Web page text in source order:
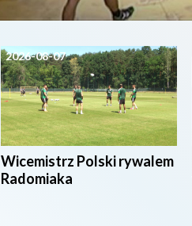
2026-08-07
Wicemistrz Polski rywalem
Radomiaka